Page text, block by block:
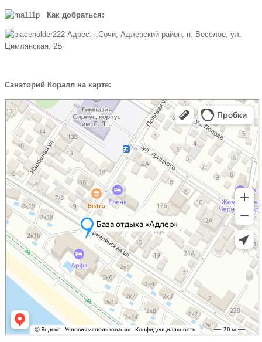
Как добраться:
Адрес: г.Сочи, Адлерский район, п. Веселое, ул.
Цимлянская, 2Б
Санаторий Коралл на карте: